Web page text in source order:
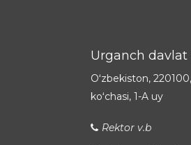
Urganch
Oʻzbekiston,
koʻchasi, 1-A uy
Rektor v.b